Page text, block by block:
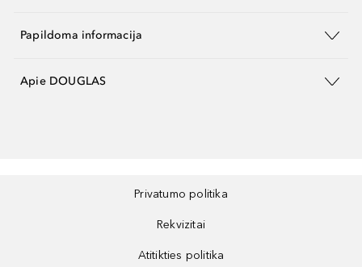
Papildoma informacija
Apie DOUGLAS
Privatumo politika
Rekvizitai
Atitikties politika